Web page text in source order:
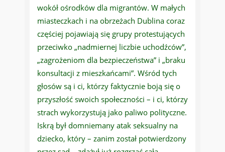
wokół ośrodków dla migrantów. W małych
miasteczkach i na obrzeżach Dublina coraz
częściej pojawiają się grupy protestujących
przeciwko „nadmiernej liczbie uchodźców”,
„zagrożeniom dla bezpieczeństwa” i „braku
konsultacji z mieszkańcami”. Wśród tych
głosów są i ci, którzy faktycznie boją się o
przyszłość swoich społeczności – i ci, którzy
strach wykorzystują jako paliwo polityczne.
Iskrą był domniemany atak seksualny na
dziecko, który – zanim został potwierdzony